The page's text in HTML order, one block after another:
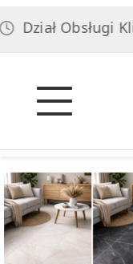
Obsługi